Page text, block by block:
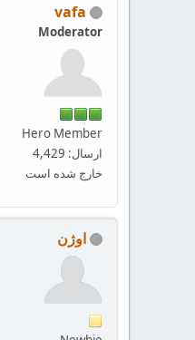
vafa
Moderator
Hero Member
ارسال: 4,429
خارج شده است
اوژن